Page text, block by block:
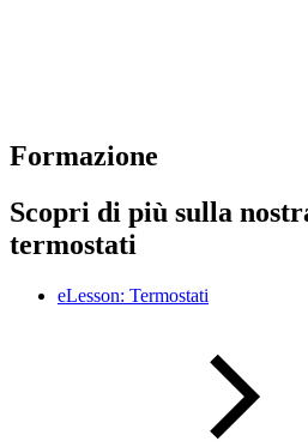
Formazione
Scopri di più sulla
termostati
eLesson: Termostati